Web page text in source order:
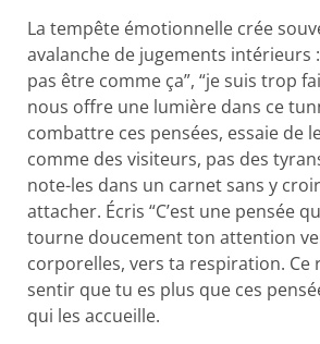
La tempête émotionnelle crée
avalanche de jugements intérieurs
pas être comme ça”, “je suis trop
nous offre une lumière dans ce
combattre ces pensées, essaie de
comme des visiteurs, pas des
note-les dans un carnet sans y
attacher. Écris “C’est une pensée
tourne doucement ton attention
corporelles, vers ta respiration. Ce
sentir que tu es plus que ces
qui les accueille.